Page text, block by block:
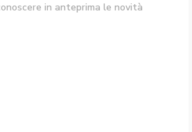
in anteprima le novità